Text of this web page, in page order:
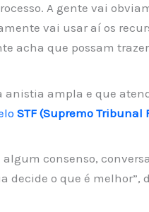
A gente vai
vai usar aí os
acha que possam
ampla e que
STF (Supremo Tribunal
consenso,
decide o que é melhor”,